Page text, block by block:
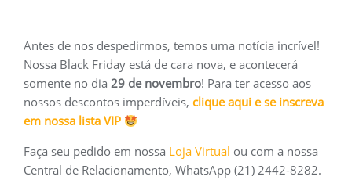
Antes de nos despedirmos, temos uma notícia incrível!
Nossa Black Friday está de cara nova, e acontecerá
somente no dia 29 de novembro! Para ter acesso aos
nossos descontos imperdíveis, clique aqui e se inscreva
em nossa lista VIP
Faça seu pedido em nossa Loja Virtual ou com a nossa
Central de Relacionamento, WhatsApp (21) 2442-8282.